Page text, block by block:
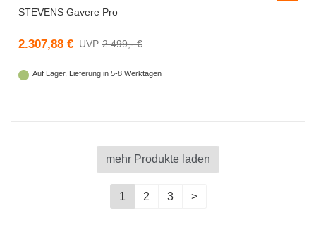
STEVENS Gavere Pro
2.307,88 € 2.499,- €
Auf Lager, Lieferung in 5-8 Werktagen
mehr Produkte laden
1 2 3 >